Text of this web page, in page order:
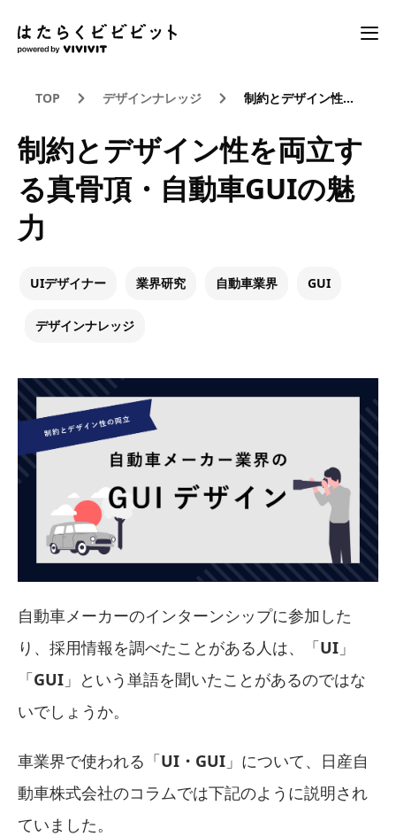
TOP デザインナレッジ 制約とデザイン性を両立する真骨頂・自動車GUIの魅力
制約とデザイン性を両立す
る真骨頂・自動車GUIの魅
力
UIデザイナー 業界研究 自動車業界 GUI
デザインナレッジ
自動車メーカーのインターンシップに参加した
り、採用情報を調べたことがある人は、「UI 」
「GUI 」という単語を聞いたことがあるのではな
いでしょうか。
車業界で使われる「UI・GUI 」について、日産自
動車株式会社のコラムでは下記のように説明され
ていました。